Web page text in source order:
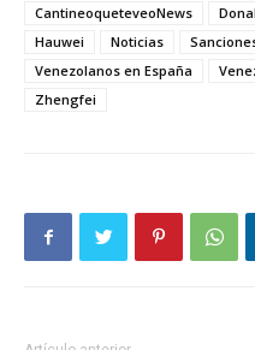
CantineoqueteveoNews
Hauwei
Noticias
Venezolanos en España
Zhengfei